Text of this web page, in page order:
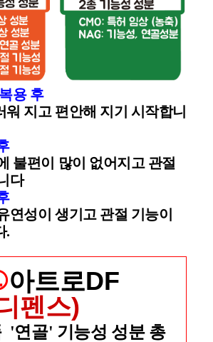
용 후
워 지고 편안해 지기 시작합니
불편이 많이 없어지고 관절
다
연성이 생기고 관절 기능이
.
아트로DF
펜스)
'연골' 기능성 성분 총